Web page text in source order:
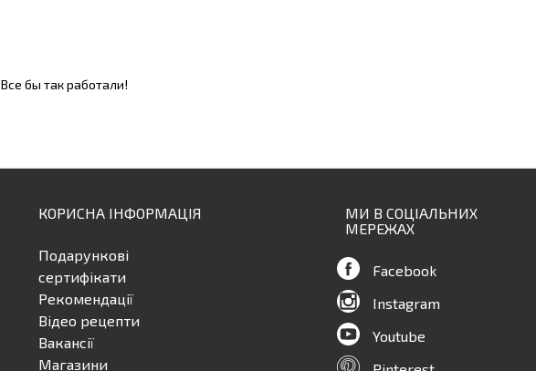
бы так работали!
КОРИСНА ІНФОРМАЦІЯ
Подарункові
сертифікати
Рекомендації
Відео рецепти
Вакансії
Магазини
МИ В СОЦІАЛЬНИХ
МЕРЕЖАХ
Facebook
Instagram
Youtube